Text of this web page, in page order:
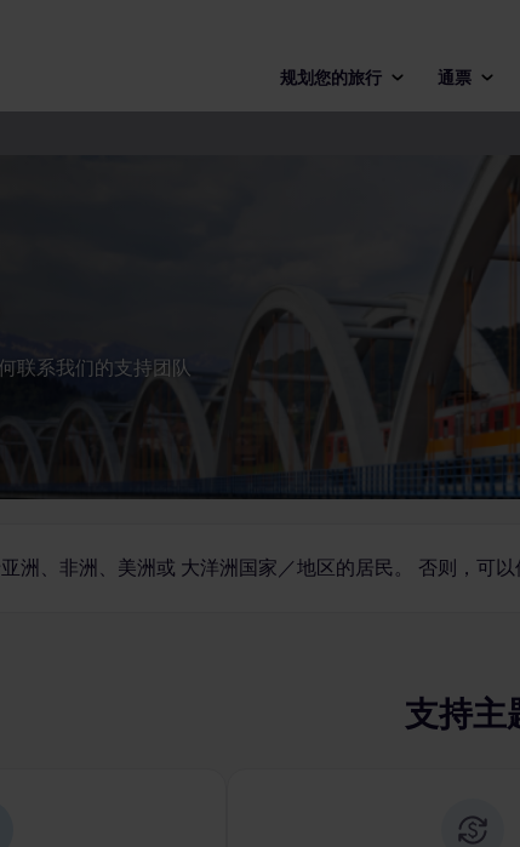
规划您的旅行 通票
联系我们的支持团队
洲、非洲、美洲或 大洋洲国家／地区的居民。 否则，可以
支持主